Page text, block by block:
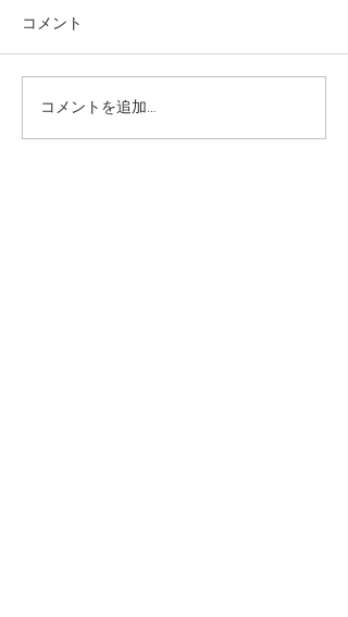
究極のアンチエイジング
美容水
コメント
コメントを追加…